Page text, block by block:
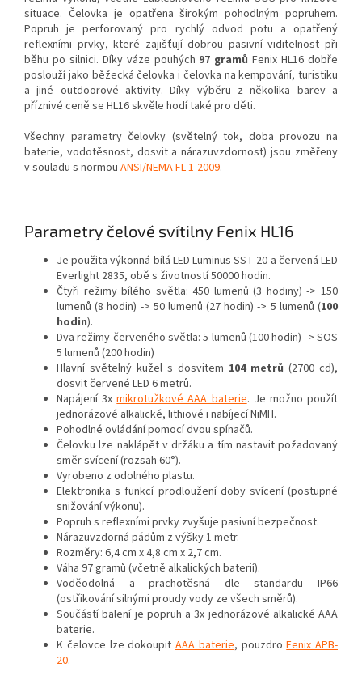
situace. Čelovka je opatřena širokým pohodlným popruhem.
Popruh je perforovaný pro rychlý odvod potu a opatřený
reflexními prvky, které zajišťují dobrou pasivní viditelnost při
běhu po silnici. Díky váze pouhých 97 gramů Fenix HL16 dobře
poslouží jako běžecká čelovka i čelovka na kempování, turistiku
a jiné outdoorové aktivity. Díky výběru z několika barev a
příznivé ceně se HL16 skvěle hodí také pro děti.
Všechny parametry čelovky (světelný tok, doba provozu na
baterie, vodotěsnost, dosvit a nárazuvzdornost) jsou změřeny
v souladu s normou ANSI/NEMA FL 1-2009.
Parametry čelové svítilny Fenix HL16
Je použita výkonná bílá LED Luminus SST-20 a červená LED
Everlight 2835, obě s životností 50000 hodin.
Čtyři režimy bílého světla: 450 lumenů (3 hodiny) -> 150
lumenů (8 hodin) -> 50 lumenů (27 hodin) -> 5 lumenů (100
hodin).
Dva režimy červeného světla: 5 lumenů (100 hodin) -> SOS
5 lumenů (200 hodin)
Hlavní světelný kužel s dosvitem 104 metrů (2700 cd),
dosvit červené LED 6 metrů.
Napájení 3x mikrotužkové AAA baterie. Je možno použít
jednorázové alkalické, lithiové i nabíjecí NiMH.
Pohodlné ovládání pomocí dvou spínačů.
Čelovku lze naklápět v držáku a tím nastavit požadovaný
směr svícení (rozsah 60°).
Vyrobeno z odolného plastu.
Elektronika s funkcí prodloužení doby svícení (postupné
snižování výkonu).
Popruh s reflexními prvky zvyšuje pasivní bezpečnost.
Nárazuvzdorná pádům z výšky 1 metr.
Rozměry: 6,4 cm x 4,8 cm x 2,7 cm.
Váha 97 gramů (včetně alkalických baterií).
Voděodolná a prachotěsná dle standardu IP66
(ostřikování silnými proudy vody ze všech směrů).
Součástí balení je popruh a 3x jednorázové alkalické AAA
baterie.
K čelovce lze dokoupit AAA baterie, pouzdro Fenix APB-
20.